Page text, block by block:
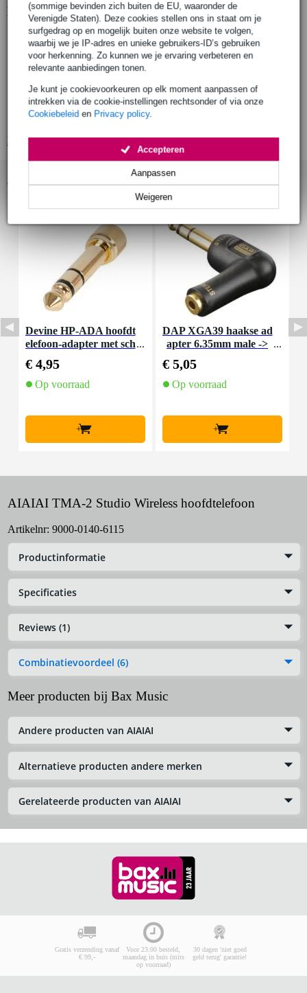
(sommige bevinden zich buiten de EU, waaronder de
Verenigde Staten). Deze cookies stellen ons in staat om je
surfgedrag op en mogelijk buiten onze website te volgen,
waarbij we je IP-adres en unieke gebruikers-ID’s gebruiken
voor herkenning. Zo kunnen we je ervaring verbeteren en
relevante aanbiedingen tonen.
Je kunt je cookievoorkeuren op elk moment aanpassen of
intrekken via de cookie-instellingen rechtsonder of via onze
Cookiebeleid en Privacy policy.
Weigeren
Aanpassen
Accepteren
Productinformatie
AIAIAI TMA-2 Studio Wireless
hoofdtelefoon
in de verpakking:
2x S11 luidspreker-units
1x X03-zender
2x E04 oorkussens
Bekijk alle productspecificaties
Devine HP-ADA hoofdt
elefoon-adapter met sch
€ 4,95
Op voorraad
+
DAP XGA39 haakse ad
apter 6.35mm male ->
€ 5,05
Op voorraad
+
AIAIAI TMA-2 Studio Wireless hoofdtelefoon
Artikelnr: 9000-0140-6115
Productinformatie
Specificaties
Reviews (1)
Combinatievoordeel (6)
Meer producten bij Bax Music
Andere producten van AIAIAI
Alternatieve producten andere merken
Gerelateerde producten van AIAIAI
Gratis verzending vanaf
€ 99,-
Voor 23:00 besteld,
maandag in huis (mits
op voorraad)
30 dagen 'niet goed
geld terug' garantie!